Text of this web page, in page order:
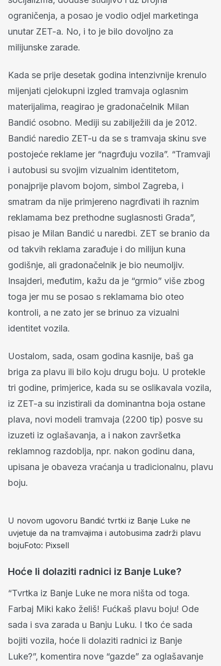
ograničenja, a posao je vodio odjel marketinga
unutar ZET-a. No, i to je bilo dovoljno za
milijunske zarade.
Kada se prije desetak godina intenzivnije krenulo
mijenjati cjelokupni izgled tramvaja oglasnim
materijalima, reagirao je gradonačelnik Milan
Bandić osobno. Mediji su zabilježili da je 2012.
Bandić naredio ZET-u da se s tramvaja skinu sve
postojeće reklame jer “nagrđuju vozila”. “Tramvaji
i autobusi su svojim vizualnim identitetom,
ponajprije plavom bojom, simbol Zagreba, i
smatram da nije primjereno nagrđivati ih raznim
reklamama bez prethodne suglasnosti Grada”,
pisao je Milan Bandić u naredbi. ZET se branio da
od takvih reklama zarađuje i do milijun kuna
godišnje, ali gradonačelnik je bio neumoljiv.
Insajderi, međutim, kažu da je “grmio” više zbog
toga jer mu se posao s reklamama bio oteo
kontroli, a ne zato jer se brinuo za vizualni
identitet vozila.
Uostalom, sada, osam godina kasnije, baš ga
briga za plavu ili bilo koju drugu boju. U protekle
tri godine, primjerice, kada su se oslikavala vozila,
iz ZET-a su inzistirali da dominantna boja ostane
plava, novi modeli tramvaja (2200 tip) posve su
izuzeti iz oglašavanja, a i nakon završetka
reklamnog razdoblja, npr. nakon godinu dana,
upisana je obaveza vraćanja u tradicionalnu, plavu
boju.
U novom ugovoru Bandić tvrtki iz Banje Luke ne
uvjetuje da na tramvajima i autobusima zadrži plavu
bojuFoto: Pixsell
Hoće li dolaziti radnici iz Banje Luke?
“Tvrtka iz Banje Luke ne mora ništa od toga.
Farbaj Miki kako želiš! Fućkaš plavu boju! Ode
sada i sva zarada u Banju Luku. I tko će sada
bojiti vozila, hoće li dolaziti radnici iz Banje
Luke?”, komentira nove “gazde” za oglašavanje